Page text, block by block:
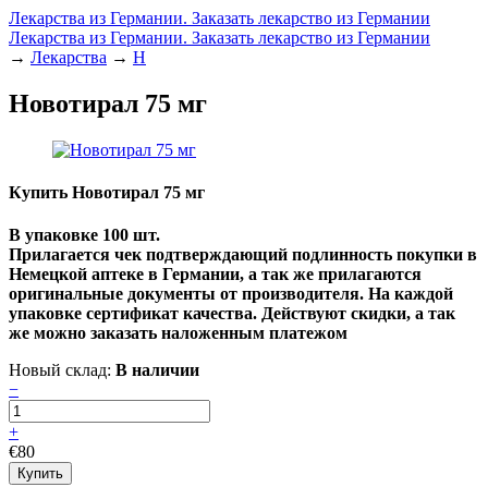
Лекарства из Германии. Заказать лекарство из Германии
Лекарства из Германии. Заказать лекарство из Германии
→ Лекарства → Н
Новотирал 75 мг
Купить Новотирал 75 мг
В упаковке 100 шт.
Прилагается чек подтверждающий подлинность покупки в
Немецкой аптеке в Германии, а так же прилагаются
оригинальные документы от производителя. На каждой
упаковке сертификат качества. Действуют скидки, а так
же можно заказать наложенным платежом
Новый склад: В наличии
−
+
€80